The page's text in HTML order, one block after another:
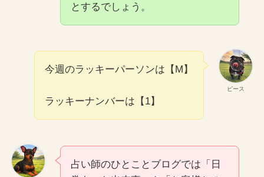
とするでしょう。
ピース
今週のラッキーパーソンは【M】
ラッキーナンバーは【1】
占い師のひとことブログでは「日